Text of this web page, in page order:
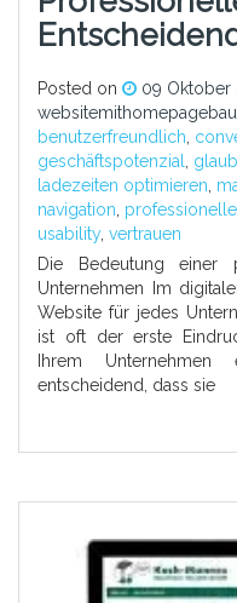
Posted on 09 Oktober
benutzerfreundlich
geschäftspotenzial
ladezeiten optimieren
navigation
usability, vertrauen
Die Bedeutung einer
Unternehmen Im
Website für jedes
ist oft der erste
Ihrem
entscheidend, dass sie